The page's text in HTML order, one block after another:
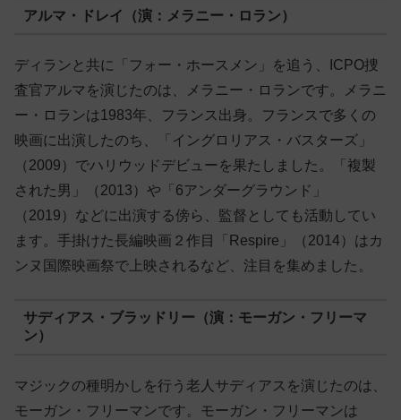
アルマ・ドレイ（演：メラニー・ロラン）
ディランと共に「フォー・ホースメン」を追う、ICPO捜
査官アルマを演じたのは、メラニー・ロランです。メラニ
ー・ロランは1983年、フランス出身。フランスで多くの
映画に出演したのち、「イングロリアス・バスターズ」
（2009）でハリウッドデビューを果たしました。「複製
された男」（2013）や「6アンダーグラウンド」
（2019）などに出演する傍ら、監督としても活動してい
ます。手掛けた長編映画２作目「Respire」（2014）はカ
ンヌ国際映画祭で上映されるなど、注目を集めました。
サディアス・ブラッドリー（演：モーガン・フリーマ
ン）
マジックの種明かしを行う老人サディアスを演じたのは、
モーガン・フリーマンです。モーガン・フリーマンは